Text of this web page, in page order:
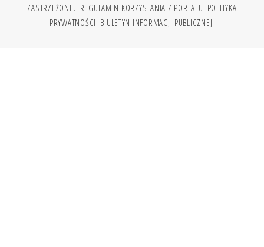
ZASTRZEŻONE. REGULAMIN KORZYSTANIA Z PORTALU POLITYKA
PRYWATNOŚCI BIULETYN INFORMACJI PUBLICZNEJ